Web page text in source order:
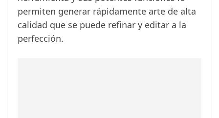
permiten generar rápidamente arte de alta
calidad que se puede refinar y editar a la
perfección.